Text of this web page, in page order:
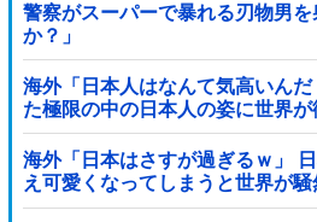
警察がスーパーで暴れる刃物男
か？」
海外「日本人はなんて気高いん
た極限の中の日本人の姿に世界が
海外「日本はさすが過ぎるｗ」
え可愛くなってしまうと世界が騒